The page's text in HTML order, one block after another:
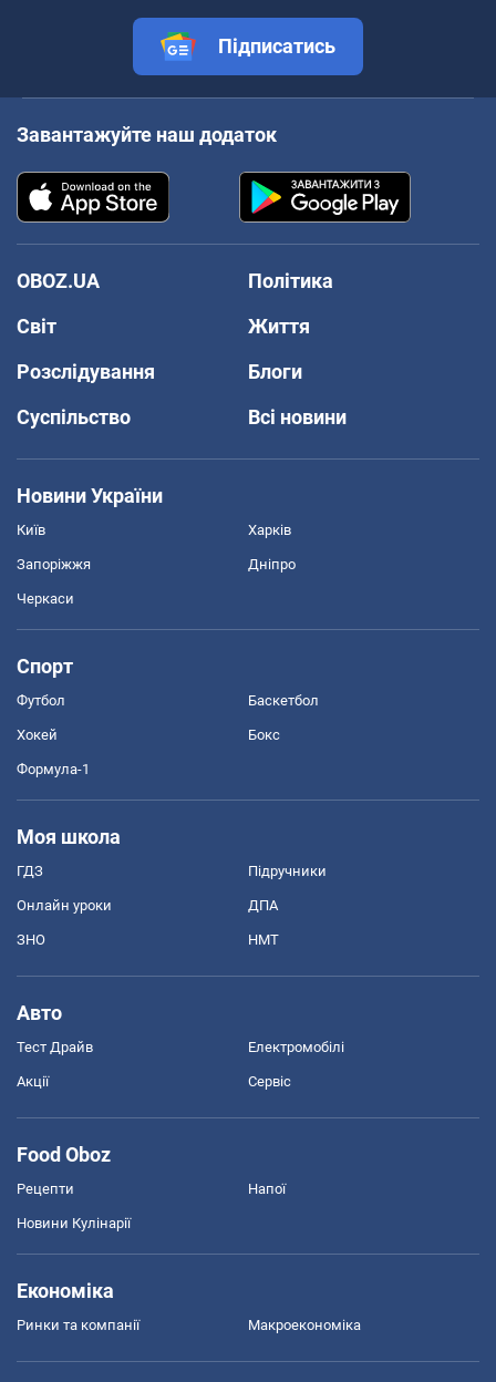
Підписатись
Завантажуйте наш додаток
OBOZ.UA
Політика
Світ
Життя
Розслідування
Блоги
Суспільство
Всі новини
Новини України
Київ Харків
Запоріжжя Дніпро
Черкаси
Спорт
Футбол Баскетбол
Хокей Бокс
Формула-1
Моя школа
ГДЗ Підручники
Онлайн уроки ДПА
ЗНО НМТ
Авто
Тест Драйв Електромобілі
Акції Сервіс
Food Oboz
Рецепти Напої
Новини Кулінарії
Економіка
Ринки та компанії Макроекономіка